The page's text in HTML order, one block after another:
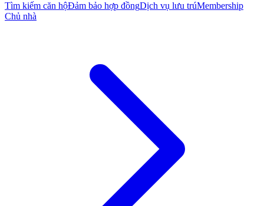
Tìm kiếm căn hộĐảm bảo hợp đồngDịch vụ lưu trúMembership
Chủ nhà